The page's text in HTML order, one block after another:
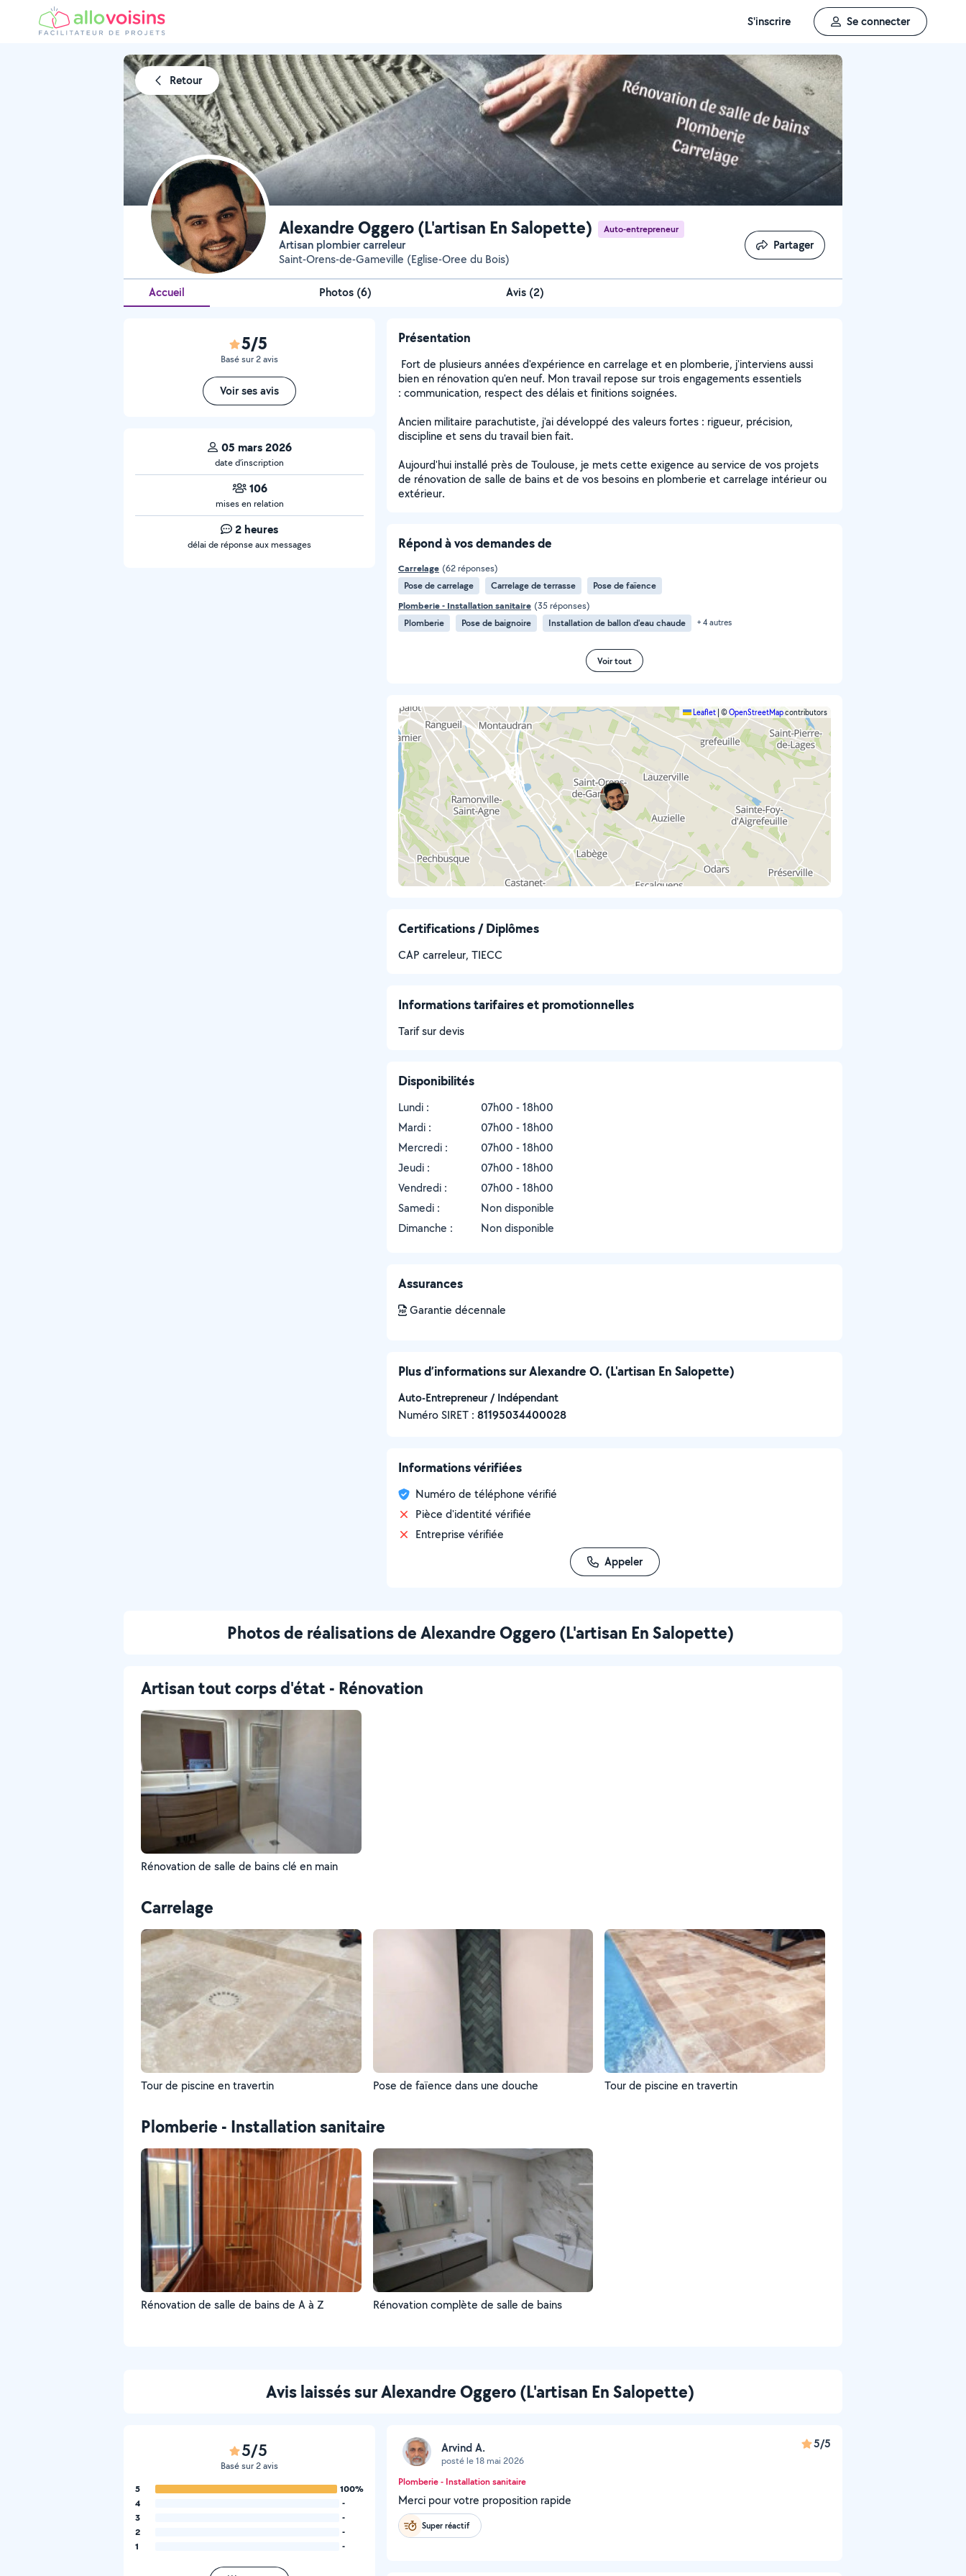
S'inscrire Se connecter
Retour
Alexandre Oggero (L'artisan En Salopette) Auto-entrepreneur
Artisan plombier carreleur
Saint-Orens-de-Gameville (Eglise-Oree du Bois)
Partager
Partager
Accueil Photos (6) Avis (2)
5/5
Basé sur 2 avis
Voir ses avis
05 mars 2026
date d’inscription
106
mises en relation
2 heures
délai de réponse aux messages
Présentation
Fort de plusieurs années d'expérience en carrelage et en plomberie, j'interviens aussi
bien en rénovation qu'en neuf. Mon travail repose sur trois engagements essentiels
: communication, respect des délais et finitions soignées.
Ancien militaire parachutiste, j'ai développé des valeurs fortes : rigueur, précision,
discipline et sens du travail bien fait.
Aujourd'hui installé près de Toulouse, je mets cette exigence au service de vos projets
de rénovation de salle de bains et de vos besoins en plomberie et carrelage intérieur ou
extérieur.
Répond à vos demandes de
Carrelage (62 réponses)
Pose de carrelage
Carrelage de terrasse
Pose de faïence
Plomberie - Installation sanitaire (35 réponses)
Plomberie
Pose de baignoire Installation de ballon d'eau chaude + 4 autres
Voir tout
Leaflet ©OpenStreetMapcontributors
Certifications / Diplômes
CAP carreleur, TIECC
Informations tarifaires et promotionnelles
Tarif sur devis
Disponibilités
Lundi :
07h00 - 18h00
Mardi :
07h00 - 18h00
Mercredi :
07h00 - 18h00
Jeudi :
07h00 - 18h00
Vendredi :
07h00 - 18h00
Samedi :
Non disponible
Dimanche :
Non disponible
Assurances
Garantie décennale
Plus d’informations sur Alexandre O. (L'artisan En Salopette)
Auto-Entrepreneur / Indépendant
Numéro SIRET : ‍81195034400028
Informations vérifiées
Numéro de téléphone vérifié
Pièce d'identité vérifiée
Entreprise vérifiée
Appeler
Photos de réalisations de Alexandre Oggero (L'artisan En Salopette)
Artisan tout corps d'état - Rénovation
Rénovation de salle de bains clé en main
Carrelage
Tour de piscine en travertin Pose de faïence dans une douche Tour de piscine en travertin
Plomberie - Installation sanitaire
Rénovation de salle de bains de A à Z Rénovation complète de salle de bains
Avis laissés sur Alexandre Oggero (L'artisan En Salopette)
5/5
Basé sur 2 avis
5
100%
4
-
3
-
2
-
1
-
Arvind A.
posté le 18 mai 2026
5/5
Plomberie - Installation sanitaire
Merci pour votre proposition rapide
Super réactif